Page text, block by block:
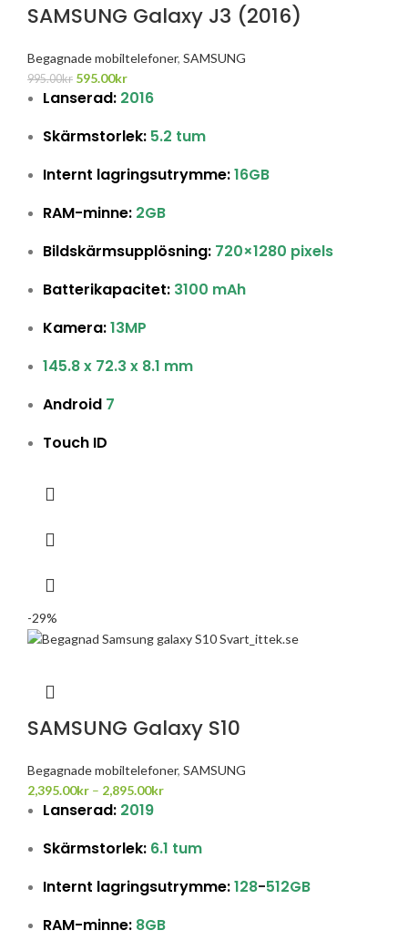
SAMSUNG Galaxy J3 (2016)
Begagnade mobiltelefoner, SAMSUNG
995.00kr 595.00kr
Lanserad: 2016
Skärmstorlek: 5.2 tum
Internt lagringsutrymme:16GB
RAM-minne: 2GB
Bildskärmsupplösning: 720×1280 pixels
Batterikapacitet: 3100 mAh
Kamera:13MP
145.8 x 72.3 x 8.1 mm
Android 7
Touch ID
-29%
SAMSUNG Galaxy S10
Begagnade mobiltelefoner, SAMSUNG
2,395.00kr – 2,895.00kr
Lanserad: 2019
Skärmstorlek: 6.1 tum
Internt lagringsutrymme:128-512GB
RAM-minne: 8GB